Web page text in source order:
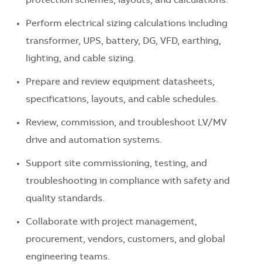
Perform electrical sizing calculations including
transformer, UPS, battery, DG, VFD, earthing,
lighting, and cable sizing.
Prepare and review equipment datasheets,
specifications, layouts, and cable schedules.
Review, commission, and troubleshoot LV/MV
drive and automation systems.
Support site commissioning, testing, and
troubleshooting in compliance with safety and
quality standards.
Collaborate with project management,
procurement, vendors, customers, and global
engineering teams.